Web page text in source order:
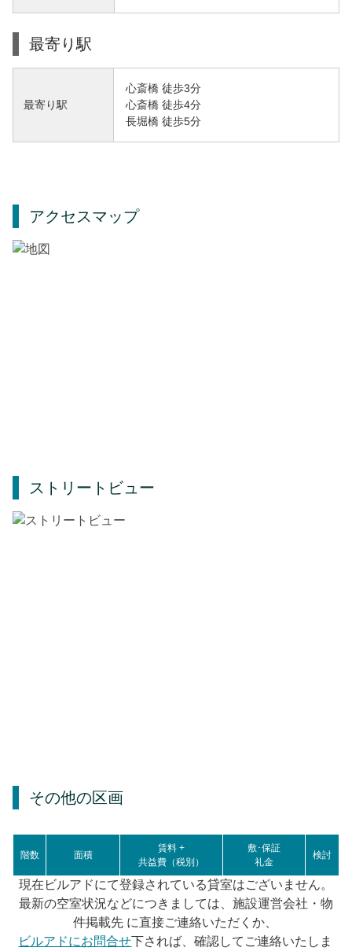
最寄り駅
最寄り駅
心斎橋 徒歩3分
心斎橋 徒歩4分
長堀橋 徒歩5分
アクセスマップ
ストリートビュー
その他の区画
階数 面積
賃料 +
共益費（税別）
敷･保証
礼金
検討
現在ビルアドにて登録されている貸室はございません。
最新の空室状況などにつきましては、施設運営会社・物
件掲載先 に直接ご連絡いただくか、
ビルアドにお問合せ下されば、確認してご連絡いたしま